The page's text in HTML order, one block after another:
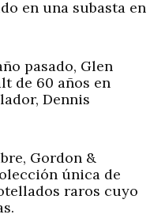
en una subasta en
pasado, Glen
de 60 años en
Dennis
Gordon &
única de
raros cuyo